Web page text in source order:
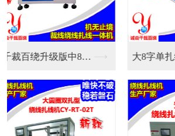
双伺服新款全自动绕线...